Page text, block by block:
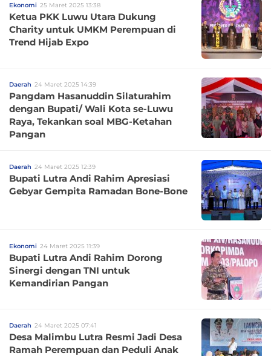
Ekonomi 25 Maret 2025 13:38
Ketua PKK Luwu Utara Dukung
Charity untuk UMKM Perempuan di
Trend Hijab Expo
Daerah 24 Maret 2025 14:39
Pangdam Hasanuddin Silaturahim
dengan Bupati/ Wali Kota se-Luwu
Raya, Tekankan soal MBG-Ketahan
Pangan
Daerah 24 Maret 2025 12:39
Bupati Lutra Andi Rahim Apresiasi
Gebyar Gempita Ramadan Bone-Bone
Ekonomi 24 Maret 2025 11:39
Bupati Lutra Andi Rahim Dorong
Sinergi dengan TNI untuk
Kemandirian Pangan
Daerah 24 Maret 2025 07:41
Desa Malimbu Lutra Resmi Jadi Desa
Ramah Perempuan dan Peduli Anak